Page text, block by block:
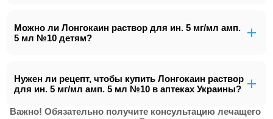
Можно ли Лонгокаин раствор для ин. 5 мг/мл амп.
5 мл №10 детям?
Нужен ли рецепт, чтобы купить Лонгокаин раствор
для ин. 5 мг/мл амп. 5 мл №10 в аптеках Украины?
Важно! Обязательно получите консультацию лечащего